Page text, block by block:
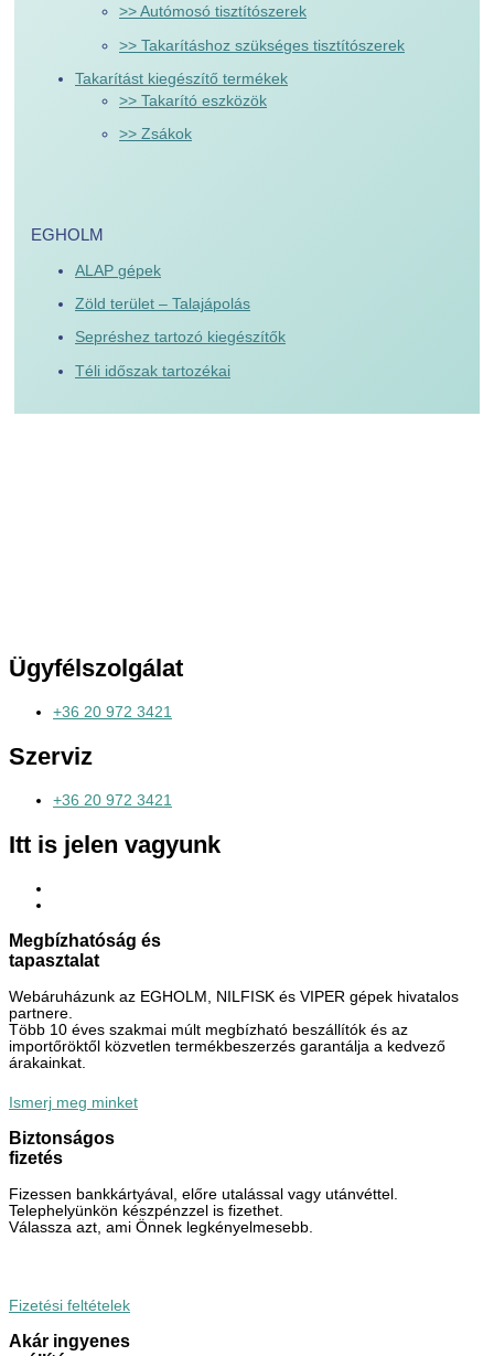
>> Autómosó tisztítószerek
>> Takarításhoz szükséges tisztítószerek
Takarítást kiegészítő termékek
>> Takarító eszközök
>> Zsákok
EGHOLM
ALAP gépek
Zöld terület – Talajápolás
Sepréshez tartozó kiegészítők
Téli időszak tartozékai
Ügyfélszolgálat
+36 20 972 3421
Szerviz
+36 20 972 3421
Itt is jelen vagyunk
Megbízhatóság és
tapasztalat
Webáruházunk az EGHOLM, NILFISK és VIPER gépek hivatalos
partnere.
Több 10 éves szakmai múlt megbízható beszállítók és az
importőröktől közvetlen termékbeszerzés garantálja a kedvező
árakainkat.
Ismerj meg minket
Biztonságos
fizetés
Fizessen bankkártyával, előre utalással vagy utánvéttel.
Telephelyünkön készpénzzel is fizethet.
Válassza azt, ami Önnek legkényelmesebb.
Fizetési feltételek
Akár ingyenes